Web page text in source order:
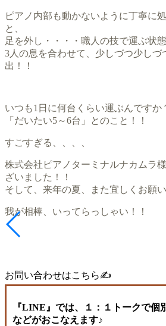
ピアノ内部も動かないように丁寧に
と、
足を外し・・・・職人の技で運ぶ状態
3人の息を合わせて、少しづつ少しづ
出！！
いつも1日に何台くらい運ぶんですか
「だいたい5～6台」とのこと！！
すごすぎる、、、、
株式会社ピアノターミナルナカムラ
ざいました！！
そして、来年の夏、また宜しくお願い
我が相棒、いってらっしゃい！！
お問い合わせはこちら✍️
『LINE』では、１：１トークで個
などがおこなえます♪